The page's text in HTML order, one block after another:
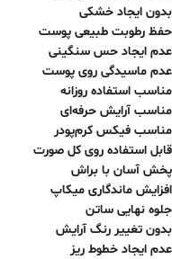
بدون ایجاد خشکی
حفظ رطوبت طبیعی پوست
عدم ایجاد حس سنگینی
عدم ماسیدگی روی پوست
مناسب استفاده روزانه
مناسب آرایش حرفه‌ای
مناسب فیکس کرم‌پودر
قابل استفاده روی کل صورت
پخش آسان با براش
افزایش ماندگاری میکاپ
جلوه نهایی ساتن
بدون تغییر رنگ آرایش
عدم ایجاد خطوط ریز